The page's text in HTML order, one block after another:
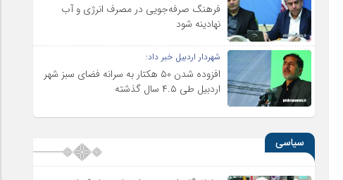
فرهنگ صرفه‌جویی در مصرف انرژی و آب
نهادینه شود
شهردار اردبیل خبر داد:
افزوده شدن ۵۰ هکتار به سرانه فضای سبز شهر
اردبیل طی ۴.۵ سال گذشته
سیاسی